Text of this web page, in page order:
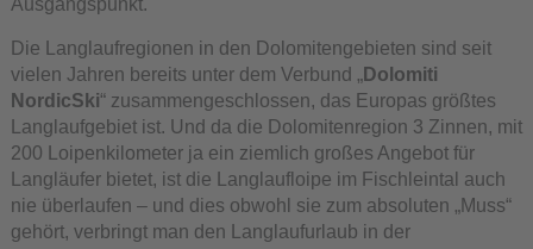
Die Langlaufregionen in den Dolomitengebieten sind seit
vielen Jahren bereits unter dem Verbund „Dolomiti
NordicSki“ zusammengeschlossen, das Europas größtes
Langlaufgebiet ist. Und da die Dolomitenregion 3 Zinnen, mit
200 Loipenkilometer ja ein ziemlich großes Angebot für
Langläufer bietet, ist die Langlaufloipe im Fischleintal auch
nie überlaufen – und dies obwohl sie zum absoluten „Muss“
gehört, verbringt man den Langlaufurlaub in der